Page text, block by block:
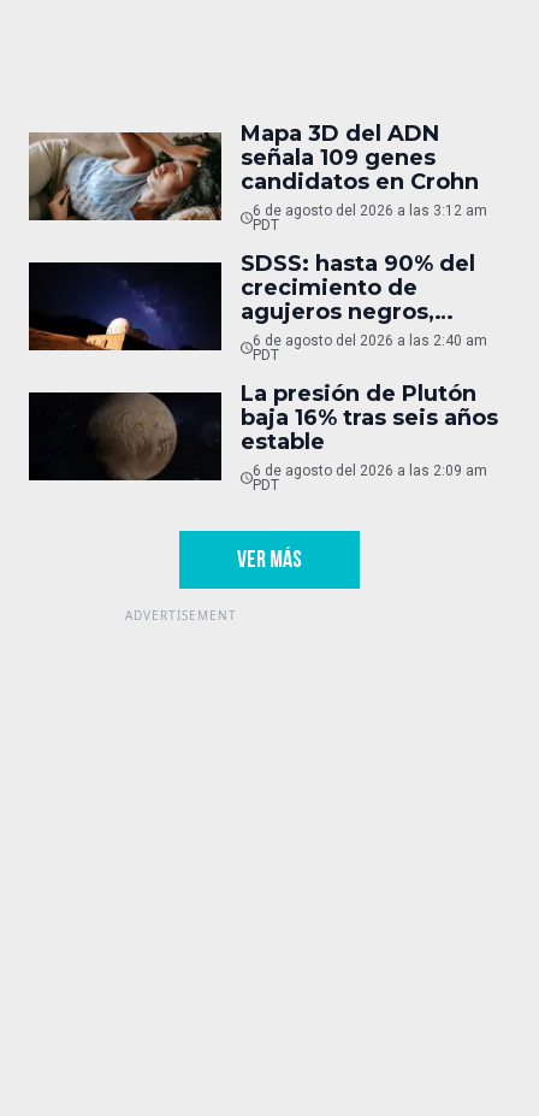
Mapa 3D del ADN
señala 109 genes
candidatos en Crohn
6 de agosto del 2026 a las 3:12 am
PDT
SDSS: hasta 90% del
crecimiento de
agujeros negros,
oculto
6 de agosto del 2026 a las 2:40 am
PDT
La presión de Plutón
baja 16% tras seis años
estable
6 de agosto del 2026 a las 2:09 am
PDT
VER MÁS